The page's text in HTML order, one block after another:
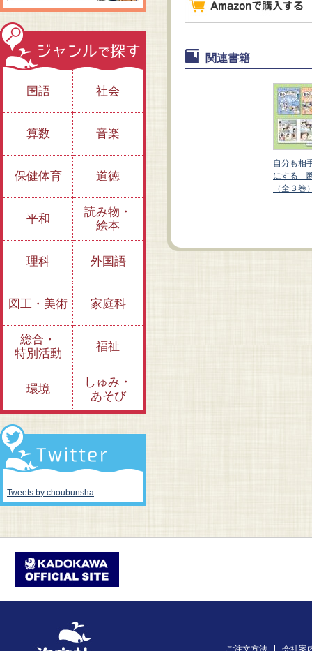
関連書籍
スキル
③不安があるから断
りたい ほか
自分も相
にする
（全３巻
国語 社会
算数 音楽
保健体育 道徳
平和
読み物・
絵本
理科 外国語
図工・美術 家庭科
総合・
特別活動
福祉
環境
しゅみ・
あそび
Tweets by choubunsha